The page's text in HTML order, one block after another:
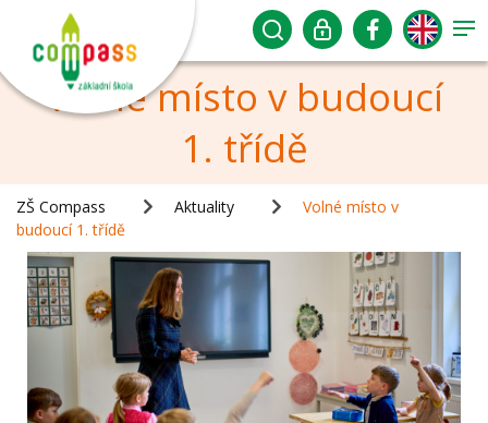
Volné místo v budoucí
1. třídě
ZŠ Compass Aktuality
Volné místo v
budoucí 1. třídě